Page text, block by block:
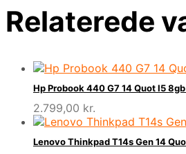
Relaterede
Hp Probook 440 G7 14 Quot I5
2.799,00 kr.
Lenovo Thinkpad T14s Gen 14